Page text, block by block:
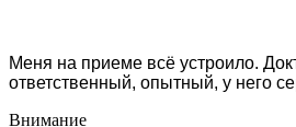
Меня на приеме всё устроило.
ответственный, опытный, у него
Внимание